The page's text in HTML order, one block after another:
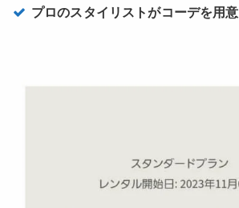
プロのスタイリストがコーデを用意